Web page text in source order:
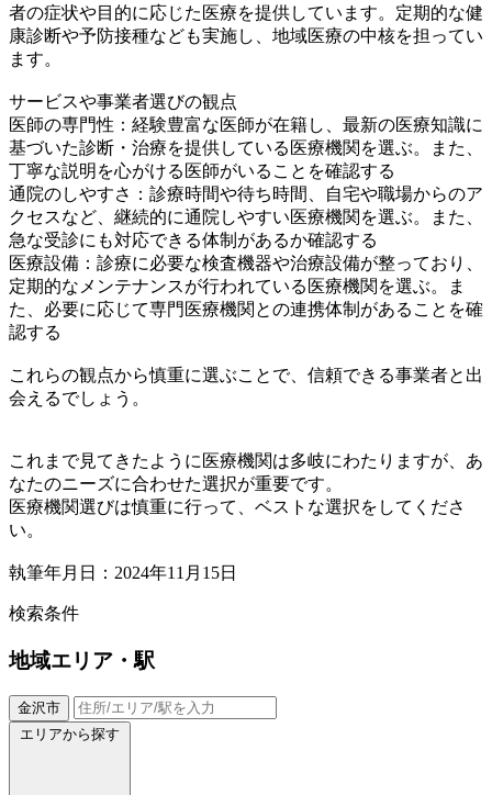
者の症状や目的に応じた医療を提供しています。定期的な健
康診断や予防接種なども実施し、地域医療の中核を担ってい
ます。
サービスや事業者選びの観点
医師の専門性：経験豊富な医師が在籍し、最新の医療知識に
基づいた診断・治療を提供している医療機関を選ぶ。また、
丁寧な説明を心がける医師がいることを確認する
通院のしやすさ：診療時間や待ち時間、自宅や職場からのア
クセスなど、継続的に通院しやすい医療機関を選ぶ。また、
急な受診にも対応できる体制があるか確認する
医療設備：診療に必要な検査機器や治療設備が整っており、
定期的なメンテナンスが行われている医療機関を選ぶ。ま
た、必要に応じて専門医療機関との連携体制があることを確
認する
これらの観点から慎重に選ぶことで、信頼できる事業者と出
会えるでしょう。
これまで見てきたように医療機関は多岐にわたりますが、あ
なたのニーズに合わせた選択が重要です。
医療機関選びは慎重に行って、ベストな選択をしてくださ
い。
執筆年月日：2024年11月15日
検索条件
地域エリア・駅
金沢市
エリアから探す